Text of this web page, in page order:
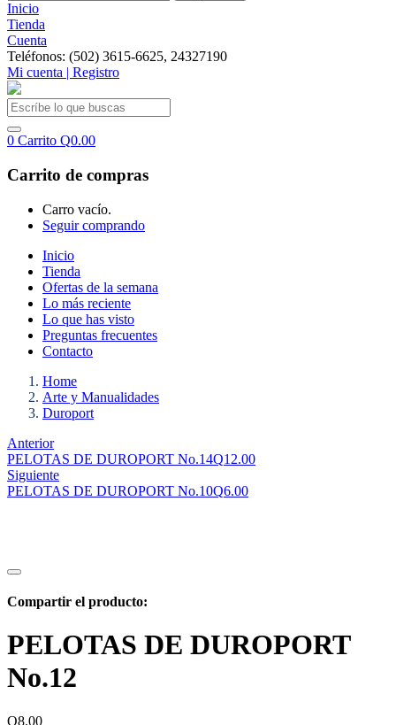
Inicio
Tienda
Cuenta
Teléfonos: (502) 3615-6625, 24327190
Mi cuenta | Registro
0 Carrito Q0.00
Carrito de compras
Carro vacío.
Seguir comprando
Inicio
Tienda
Ofertas de la semana
Lo más reciente
Lo que has visto
Preguntas frecuentes
Contacto
Home
Arte y Manualidades
Duroport
Anterior
PELOTAS DE DUROPORT No.14Q12.00
Siguiente
PELOTAS DE DUROPORT No.10Q6.00
Compartir el producto:
PELOTAS DE DUROPORT
No.12
Q8.00